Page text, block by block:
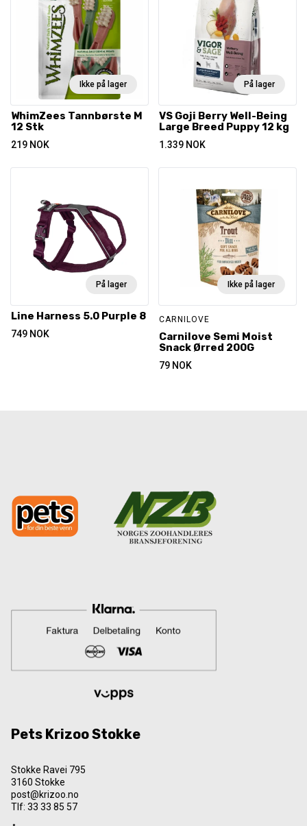
Ikke på lager
WhimZees Tannbørste M
12 Stk
219 NOK
På lager
VS Goji Berry Well-Being
Large Breed Puppy 12 kg
1.339 NOK
På lager
Line Harness 5.0 Purple 8
749 NOK
Ikke på lager
CARNILOVE
Carnilove Semi Moist
Snack Ørred 200G
79 NOK
Pets Krizoo Stokke
Stokke Ravei 795
3160 Stokke
post@krizoo.no
Tlf: 33 33 85 57